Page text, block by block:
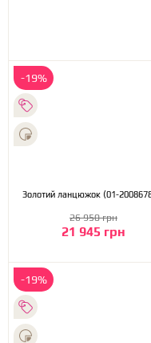
-19%
Золотий ланцюжок (01-
21 945 грн
26 950 грн
-19%